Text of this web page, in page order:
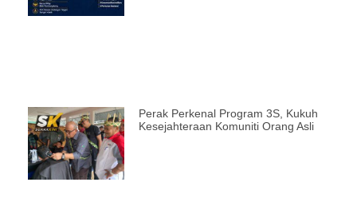
Perak Perkenal Program 3S, Kukuh
Kesejahteraan Komuniti Orang Asli